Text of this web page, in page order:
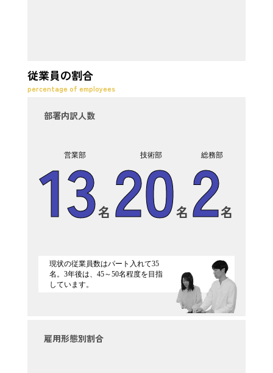
従業員の割合
percentage of employees
部署内訳人数
営業部
13名
技術部
20名
総務部
2名
現状の従業員数はパート入れて35
名。3年後は、45～50名程度を目指
しています。
雇用形態別割合